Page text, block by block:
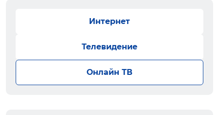
Интернет
Телевидение
Онлайн ТВ